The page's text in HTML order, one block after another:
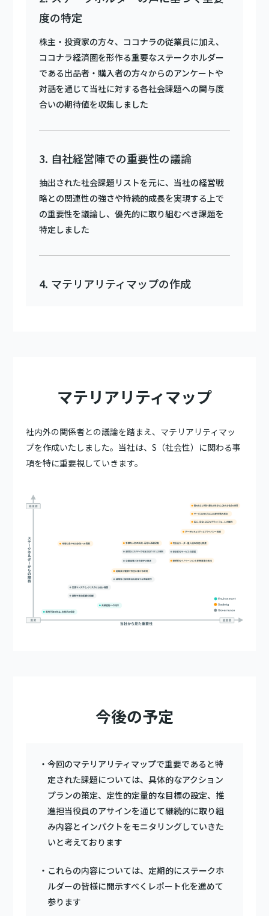
度の特定
株主・投資家の方々、ココナラの従業員に加え、
ココナラ経済圏を形作る重要なステークホルダー
である出品者・購入者の方々からのアンケートや
対話を通じて当社に対する各社会課題への関与度
合いの期待値を収集しました
自社経営陣での重要性の議論
抽出された社会課題リストを元に、当社の経営戦
略との関連性の強さや持続的成長を実現する上で
の重要性を議論し、優先的に取り組むべき課題を
特定しました
マテリアリティマップの作成
マテリアリティマップ
社内外の関係者との議論を踏まえ、マテリアリティマッ
プを作成いたしました。当社は、S（社会性）に関わる事
項を特に重要視していきます。
今後の予定
今回のマテリアリティマップで重要であると特
定された課題については、具体的なアクション
プランの策定、定性的定量的な目標の設定、推
進担当役員のアサインを通じて継続的に取り組
み内容とインパクトをモニタリングしていきた
いと考えております
これらの内容については、定期的にステークホ
ルダーの皆様に開示すべくレポート化を進めて
参ります